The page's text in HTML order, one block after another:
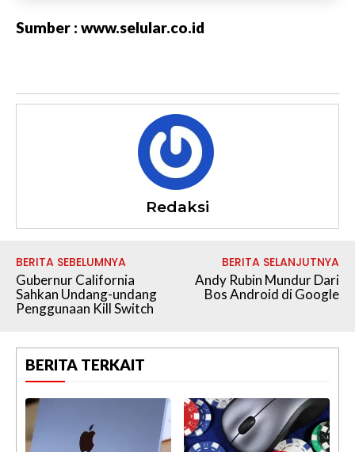
Sumber : www.selular.co.id
Redaksi
BERITA SEBELUMNYA
Gubernur California
Sahkan Undang-undang
Penggunaan Kill Switch
BERITA SELANJUTNYA
Andy Rubin Mundur Dari
Bos Android di Google
BERITA TERKAIT